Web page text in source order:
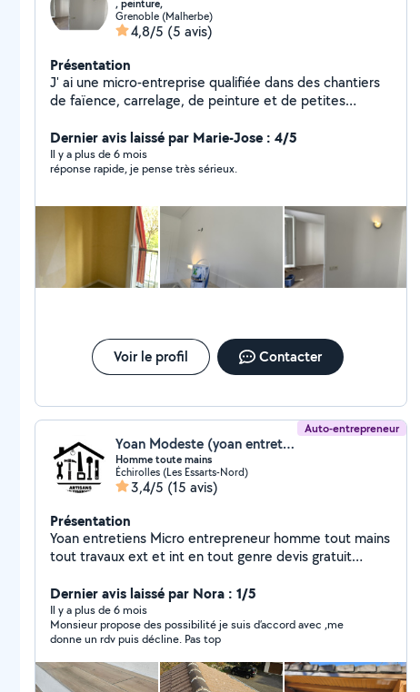
, peinture,
Grenoble (Malherbe)
4,8/5 (5 avis)
Présentation
J' ai une micro-entreprise qualifiée dans des chantiers
de faïence, carrelage, de peinture et de petites
Notre travail est très propre. j'ai déjà mon KBIS et mon
inscription à l'URSSAF. Je peux me rendre disponible,
assez rapidement.
Dernier avis laissé par Marie-Jose : 4/5
Il y a plus de 6 mois
réponse rapide, je pense très sérieux.
Voir le profil Contacter
Auto-entrepreneur
Yoan Modeste (yoan entretiens)
Homme toute mains
Échirolles (Les Essarts-Nord)
3,4/5 (15 avis)
Présentation
Yoan entretiens Micro entrepreneur homme tout mains
tout travaux ext et int en tout genre devis gratuit
rapide avec nacelle pour les traveaux de hauteurs et
autre travaux merci bonne recherche n'hésitez pas à
me contacter plus d'autres demandes cordialement
yoan entretiens
Dernier avis laissé par Nora : 1/5
Il y a plus de 6 mois
Monsieur propose des possibilité je suis d’accord avec ,me
donne un rdv puis décline. Pas top